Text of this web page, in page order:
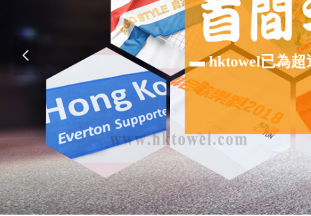
▬ hktowel已為超
넳